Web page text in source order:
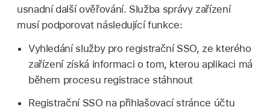
usnadní další ověřování. Služba správy zařízení
musí podporovat následující funkce:
Vyhledání služby pro registrační SSO, ze kterého
zařízení získá informaci o tom, kterou aplikaci má
během procesu registrace stáhnout
Registrační SSO na přihlašovací stránce účtu